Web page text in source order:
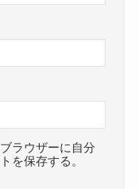
ラウザーに自分
を保存する。